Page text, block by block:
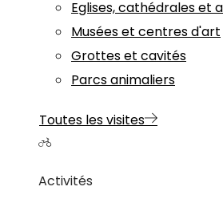
Eglises, cathédrales et
Musées et centres d'art
Grottes et cavités
Parcs animaliers
Toutes les visites
Activités